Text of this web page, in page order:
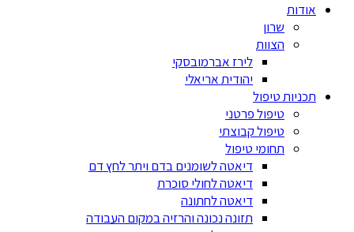
אודות
שרון
הצוות
לירז אברמובסקי
יהודית אריאלי
תכניות טיפול
טיפול פרטני
טיפול קבוצתי
תחומי טיפול
דיאטה לשומנים בדם ויתר לחץ דם
דיאטה לחולי סוכרת
דיאטה לחתונה
תזונה נכונה והרזיה במקום העבודה